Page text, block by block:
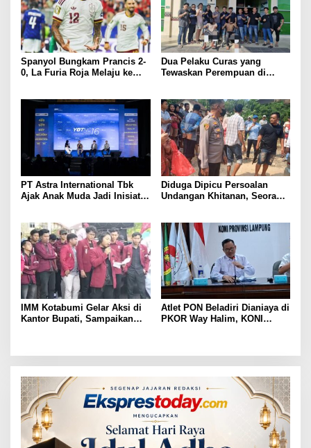
Spanyol Bungkam Prancis 2-
0, La Furia Roja Melaju ke
Dua Pelaku Curas yang
Tewaskan Perempuan di
PT Astra International Tbk
Ajak Anak Muda Jadi Inisiator
Young On Top National
Conference
Diduga Dipicu Persoalan
Undangan Khitanan, Seorang
IMM Kotabumi Gelar Aksi di
Kantor Bupati, Sampaikan
Atlet PON Beladiri Dianiaya di
PKOR Way Halim, KONI